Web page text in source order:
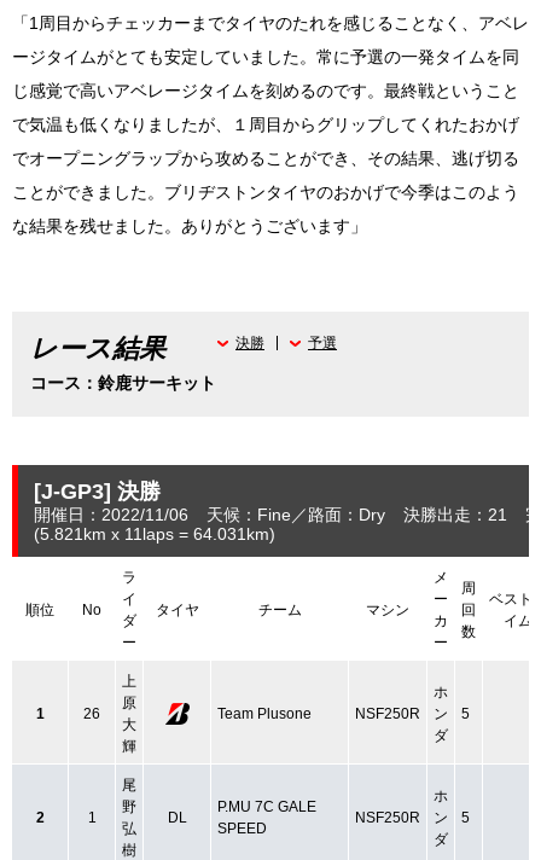
「1周目からチェッカーまでタイヤのたれを感じることなく、アベレ
ージタイムがとても安定していました。常に予選の一発タイムを同
じ感覚で高いアベレージタイムを刻めるのです。最終戦ということ
で気温も低くなりましたが、１周目からグリップしてくれたおかげ
でオープニングラップから攻めることができ、その結果、逃げ切る
ことができました。ブリヂストンタイヤのおかげで今季はこのよう
な結果を残せました。ありがとうございます」
レース結果
コース：鈴鹿サーキット
決勝 予選
[J-GP3] 決勝
開催日：2022/11/06 天候：Fine 路面：Dry 決勝出走：21
(5.821 km x 11laps = 64.031 km)
順位 No
ラ
イ
ダ
ー
タイヤ チーム マシン
メ
ー
カ
ー
周
回
数
ベスト
イム
1 26
上
原
大
輝
Team Plusone NSF250R
ホ
ン
ダ
5
2 1
尾
野
弘
樹
DL
P.MU 7C GALE
SPEED
NSF250R
ホ
ン
ダ
5